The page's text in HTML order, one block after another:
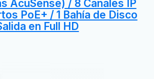
AcuSense) / 8 Canales IP
PoE+ / 1 Bahía de Disco
en Full HD